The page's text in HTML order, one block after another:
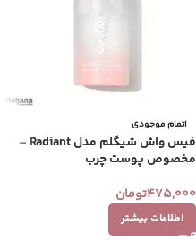
اتمام موجودی
فیس واش شیگلم مدل Radiant –
مخصوص پوست چرب
475,000تومان
اطلاعات بیشتر